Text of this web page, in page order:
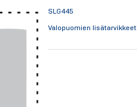
SLG445
Valopuomien lisätarvikkeet